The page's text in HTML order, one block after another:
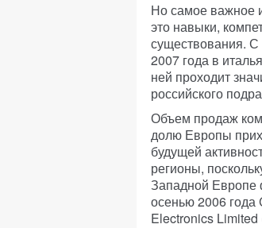
Но самое важное
это навыки,
существования.
2007 года в
ней проходит
российского
Объем продаж
долю Европы
будущей
регионы,
Западной Европе
осенью 2006
Electronics